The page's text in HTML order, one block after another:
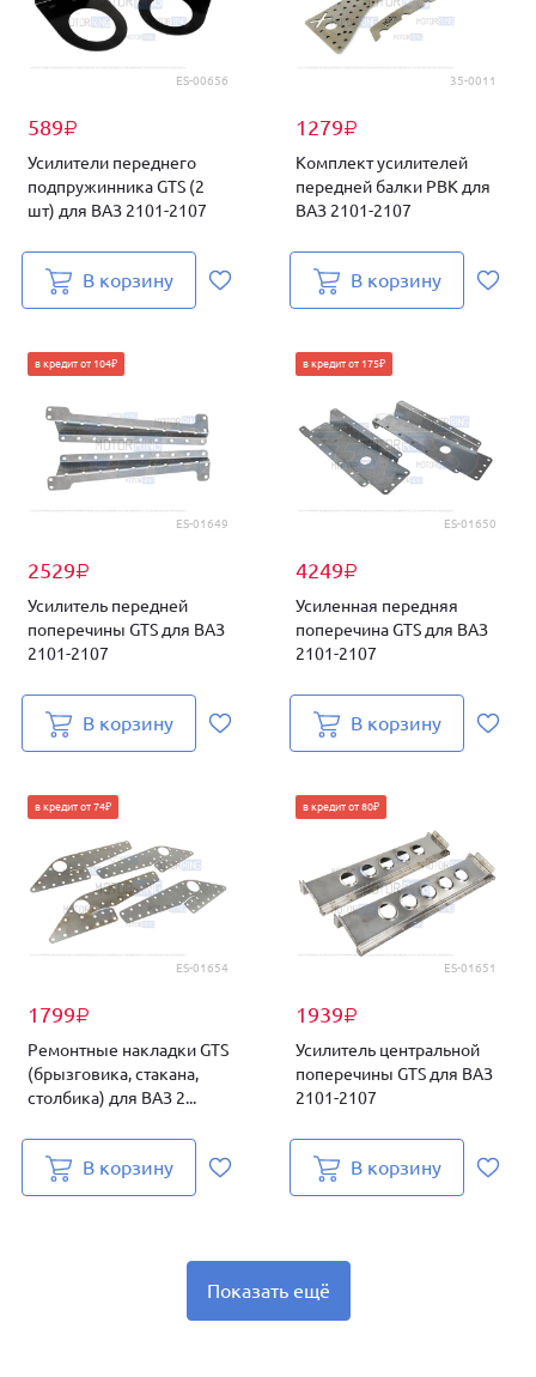
ES-00656
589₽
Усилители переднего
подпружинника GTS (2
шт) для ВАЗ 2101-2107
В корзину
35-0011
1279₽
Комплект усилителей
передней балки PBK для
ВАЗ 2101-2107
В корзину
ES-01649
2529₽
в кредит от 104₽
Усилитель передней
поперечины GTS для ВАЗ
2101-2107
В корзину
ES-01650
4249₽
в кредит от 175₽
Усиленная передняя
поперечина GTS для ВАЗ
2101-2107
В корзину
ES-01654
1799₽
в кредит от 74₽
Ремонтные накладки GTS
(брызговика, стакана,
столбика) для ВАЗ 2...
В корзину
ES-01651
1939₽
в кредит от 80₽
Усилитель центральной
поперечины GTS для ВАЗ
2101-2107
В корзину
Показать ещё